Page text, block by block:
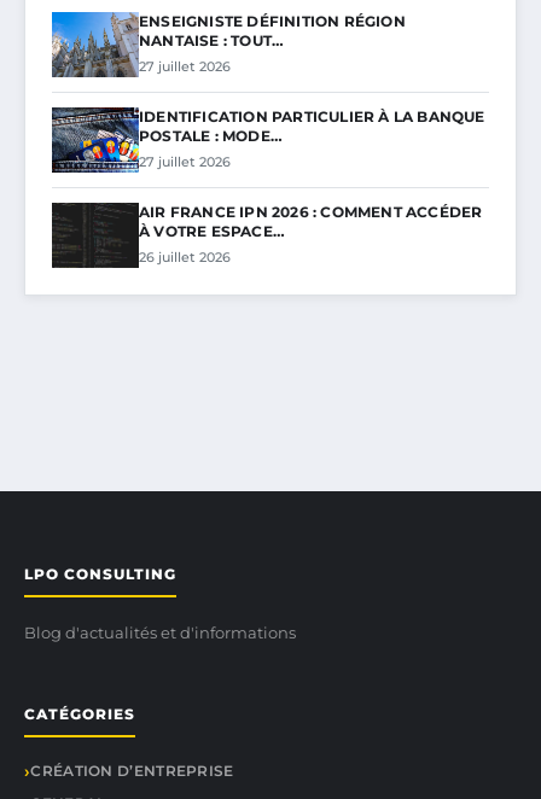
ENSEIGNISTE DÉFINITION RÉGION
NANTAISE : TOUT…
27 juillet 2026
IDENTIFICATION PARTICULIER À LA BANQUE
POSTALE : MODE…
27 juillet 2026
AIR FRANCE IPN 2026 : COMMENT ACCÉDER
À VOTRE ESPACE…
26 juillet 2026
LPO CONSULTING
Blog d'actualités et d'informations
CATÉGORIES
CRÉATION D’ENTREPRISE